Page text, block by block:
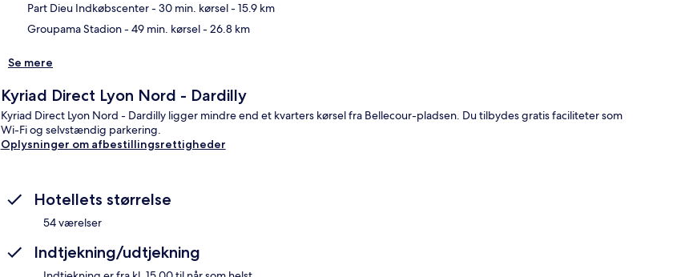
Part Dieu Indkøbscenter- 30 min. kørsel- 15.9 km
Groupama Stadion- 49 min. kørsel- 26.8 km
Se mere
Kyriad Direct Lyon Nord - Dardilly
Kyriad Direct Lyon Nord - Dardilly ligger mindre end et kvarters kørsel fra Bellecour-pladsen. Du tilbydes gratis faciliteter som
Wi-Fi og selvstændig parkering.
Oplysninger om afbestillingsrettigheder
Hotellets størrelse
54 værelser
Indtjekning/udtjekning